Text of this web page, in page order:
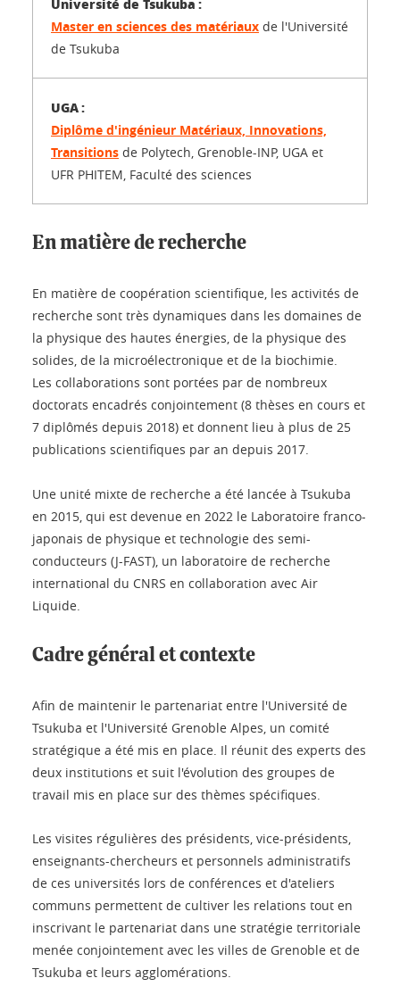
Master en sciences des matériaux de l'Université
de Tsukuba
Diplôme d'ingénieur Matériaux, Innovations,
Transitions de Polytech, Grenoble-INP, UGA et
UFR PHITEM, Faculté des sciences
En matière de recherche
En matière de coopération scientifique, les activités de
recherche sont très dynamiques dans les domaines de
la physique des hautes énergies, de la physique des
solides, de la microélectronique et de la biochimie.
Les collaborations sont portées par de nombreux
doctorats encadrés conjointement (8 thèses en cours et
7 diplômés depuis 2018) et donnent lieu à plus de 25
publications scientifiques par an depuis 2017.
Une unité mixte de recherche a été lancée à Tsukuba
en 2015, qui est devenue en 2022 le Laboratoire franco-
japonais de physique et technologie des semi-
conducteurs (J-FAST), un laboratoire de recherche
international du CNRS en collaboration avec Air
Liquide.
Cadre général et contexte
Afin de maintenir le partenariat entre l'Université de
Tsukuba et l'Université Grenoble Alpes, un comité
stratégique a été mis en place. Il réunit des experts des
deux institutions et suit l'évolution des groupes de
travail mis en place sur des thèmes spécifiques.
Les visites régulières des présidents, vice-présidents,
enseignants-chercheurs et personnels administratifs
de ces universités lors de conférences et d'ateliers
communs permettent de cultiver les relations tout en
inscrivant le partenariat dans une stratégie territoriale
menée conjointement avec les villes de Grenoble et de
Tsukuba et leurs agglomérations.